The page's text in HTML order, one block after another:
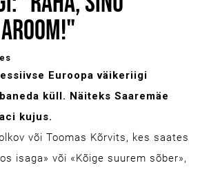
Euroopa väikeriigi
küll. Näiteks Saaremäe
kujus.
või Toomas Kõrvits, kes saates
isaga» või «Kõige suurem sõber»,